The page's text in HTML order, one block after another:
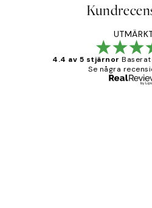
4.4 av 5 stjärnor
Se några